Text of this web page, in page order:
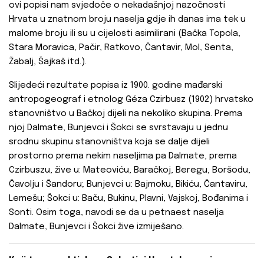
ovi popisi nam svjedoče o nekadašnjoj nazočnosti
Hrvata u znatnom broju naselja gdje ih danas ima tek u
malome broju ili su u cijelosti asimilirani (Bačka Topola,
Stara Moravica, Pačir, Ratkovo, Čantavir, Mol, Senta,
Žabalj, Šajkaš itd.).
Slijedeći rezultate popisa iz 1900. godine mađarski
antropogeograf i etnolog Géza Czirbusz (1902) hrvatsko
stanovništvo u Bačkoj dijeli na nekoliko skupina. Prema
njoj Dalmate, Bunjevci i Šokci se svrstavaju u jednu
srodnu skupinu stanovništva koja se dalje dijeli
prostorno prema nekim naseljima pa Dalmate, prema
Czirbuszu, žive u: Mateoviću, Baračkoj, Beregu, Boršodu,
Čavolju i Šandoru; Bunjevci u: Bajmoku, Bikiću, Čantaviru,
Lemešu; Šokci u: Baču, Bukinu, Plavni, Vajskoj, Bođanima i
Sonti. Osim toga, navodi se da u petnaest naselja
Dalmate, Bunjevci i Šokci žive izmiješano.